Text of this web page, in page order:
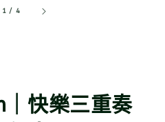
1 / 4
快樂三重奏